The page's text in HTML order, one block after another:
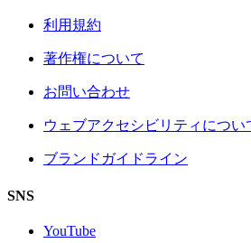
利用規約
著作権について
お問い合わせ
ウェブアクセシビリティについ
ブランドガイドライン
SNS
YouTube